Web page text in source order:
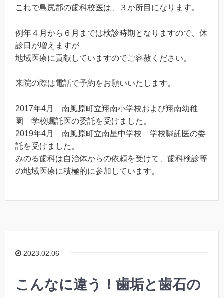
これで島尻郡の歯科校医は、３か所目になります。
例年４月から６月までは検診時期となりますので、休
診日が増えますが
地域医療に貢献していますのでご容赦ください。
来院の際は電話で予約をお願いいたします。
2017年4月 南風原町立翔南小学校および翔南幼稚
園 学校嘱託医の委託を受けました。
2019年4月 南風原町立南星中学校 学校嘱託医の委
託を受けました。
みのる歯科は自治体からの依頼を受けて、歯科検診等
の地域医療に積極的に参加しています。
2023.02.06
こんなに違う！歯垢と歯石の